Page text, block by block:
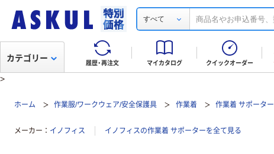
すべて
履歴・再注文 マイカタログ クイックオーダー
カテゴリー
>
ホーム 作業服/ワークウェア/安全保護具 作業着 作業着 サポーター
メーカー イノフィス イノフィスの作業着 サポーターを全て見る